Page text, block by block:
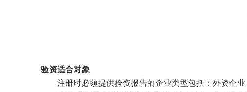
验资适合对象
注册时必须提供验资报告的企业类型包括：外资企业